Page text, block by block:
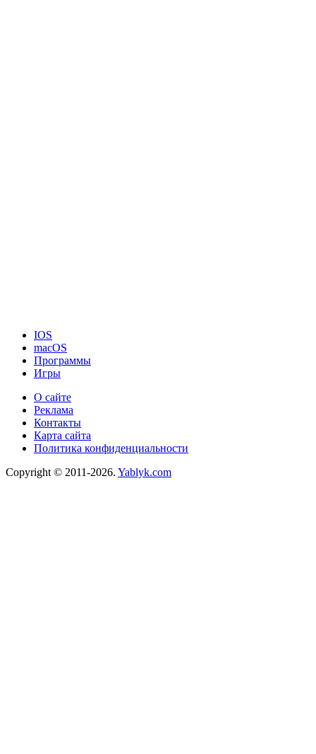
IOS
macOS
Программы
Игры
О сайте
Реклама
Контакты
Карта сайта
Политика конфиденциальности
Copyright © 2011-2026. Yablyk.сom